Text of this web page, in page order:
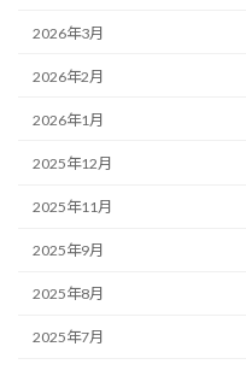
2026年3月
2026年2月
2026年1月
2025年12月
2025年11月
2025年9月
2025年8月
2025年7月